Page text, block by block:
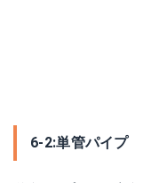
6-2:単管パイプ